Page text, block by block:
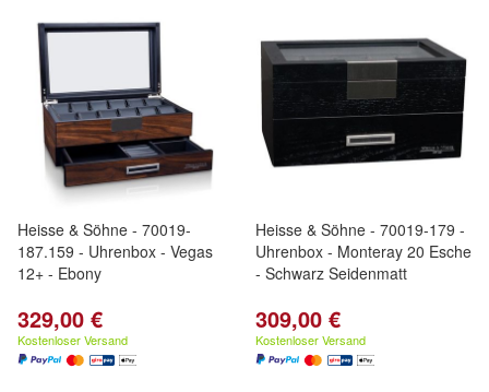
Heisse & Söhne - 70019-
187.159 - Uhrenbox - Vegas
12+ - Ebony
329,00 €
Kostenloser Versand
Heisse & Söhne - 70019-179 -
Uhrenbox - Monteray 20 Esche
- Schwarz Seidenmatt
309,00 €
Kostenloser Versand